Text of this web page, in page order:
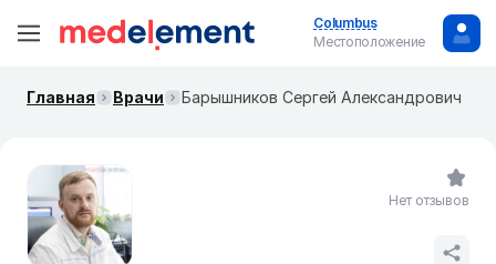
Columbus
Местоположение
Главная Врачи Барышников Сергей Александрович
Нет отзывов